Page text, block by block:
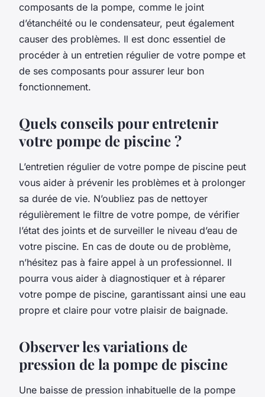
composants de la pompe, comme le joint
d’étanchéité ou le condensateur, peut également
causer des problèmes. Il est donc essentiel de
procéder à un entretien régulier de votre pompe et
de ses composants pour assurer leur bon
fonctionnement.
Quels conseils pour entretenir
votre pompe de piscine ?
L’entretien régulier de votre pompe de piscine peut
vous aider à prévenir les problèmes et à prolonger
sa durée de vie. N’oubliez pas de nettoyer
régulièrement le filtre de votre pompe, de vérifier
l’état des joints et de surveiller le niveau d’eau de
votre piscine. En cas de doute ou de problème,
n’hésitez pas à faire appel à un professionnel. Il
pourra vous aider à diagnostiquer et à réparer
votre pompe de piscine, garantissant ainsi une eau
propre et claire pour votre plaisir de baignade.
Observer les variations de
pression de la pompe de piscine
Une baisse de pression inhabituelle de la pompe